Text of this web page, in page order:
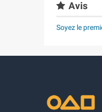
Avis
Soyez le